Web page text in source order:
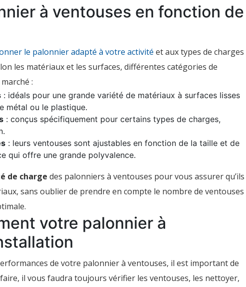
à ventouses en fonction de
le palonnier adapté à votre activité et aux types de charges
les matériaux et les surfaces, différentes catégories de
:
: idéals pour une grande variété de matériaux à surfaces lisses
métal ou le plastique.
: conçus spécifiquement pour certains types de charges,
: leurs ventouses sont ajustables en fonction de la taille et de
qui offre une grande polyvalence.
de charge des palonniers à ventouses pour vous assurer qu’ils
sans oublier de prendre en compte le nombre de ventouses
votre palonnier à
de votre palonnier à ventouses, il est important de
il vous faudra toujours vérifier les ventouses, les nettoyer,